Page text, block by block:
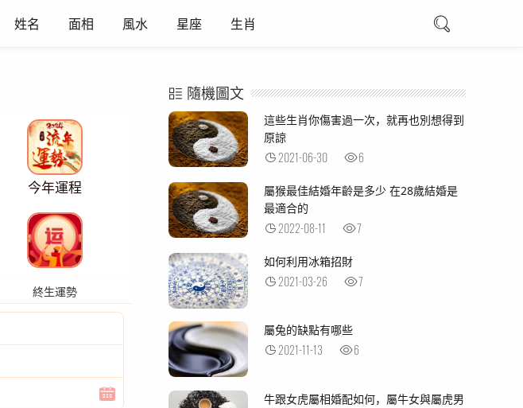
姓名 面相 風水 星座 生肖
今年運程
終生運勢
隨機圖文
這些生肖你傷害過一次，就再也別想得到
原諒
2021-06-30 6
屬猴最佳結婚年齡是多少 在28歲結婚是
最適合的
2022-08-11 7
如何利用冰箱招財
2021-03-26 7
屬兔的缺點有哪些
2021-11-13 6
牛跟女虎屬相婚配如何，屬牛女與屬虎男